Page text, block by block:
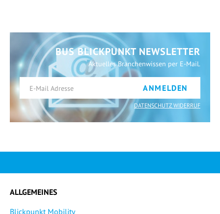
BUS BLICKPUNKT NEWSLETTER
Aktuelles Branchenwissen per E-Mail.
ANMELDEN
DATENSCHUTZ WIDERRUF
ALLGEMEINES
Blickpunkt Mobility